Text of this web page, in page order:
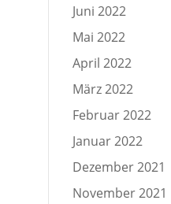
Juni 2022
Mai 2022
April 2022
März 2022
Februar 2022
Januar 2022
Dezember 2021
November 2021